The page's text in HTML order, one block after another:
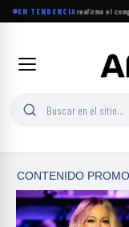
EN TENDENCIA
período legislativo y reafirmó el